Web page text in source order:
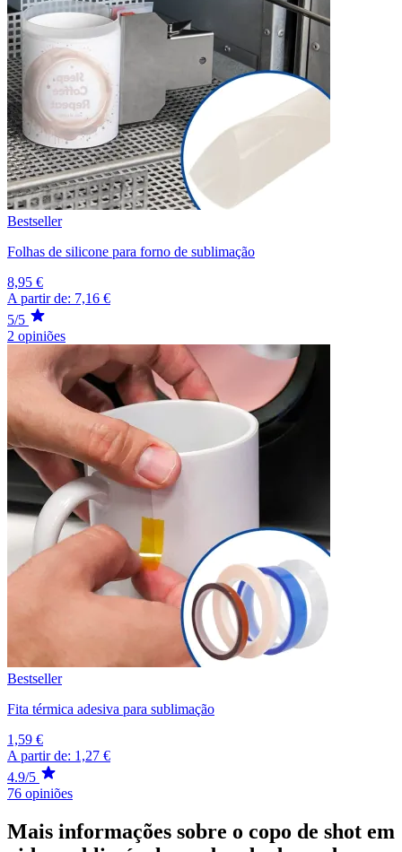
Bestseller
Folhas de silicone para forno de sublimação
8,95 €
A partir de: 7,16 €
5/5
2 opiniões
Bestseller
Fita térmica adesiva para sublimação
1,59 €
A partir de: 1,27 €
4.9/5
76 opiniões
Mais informações sobre o copo de shot em